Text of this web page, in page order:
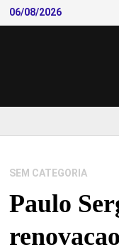
Skip
to
06/08/2026
SEM CATEGORIA
Paulo